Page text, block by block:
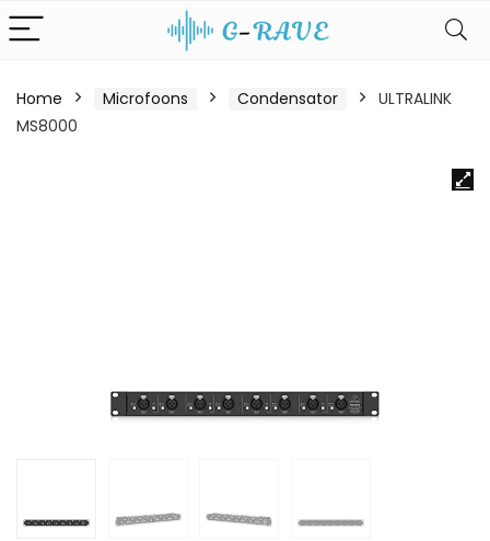
Home Microfoons Condensator
ULTRALINK
MS8000